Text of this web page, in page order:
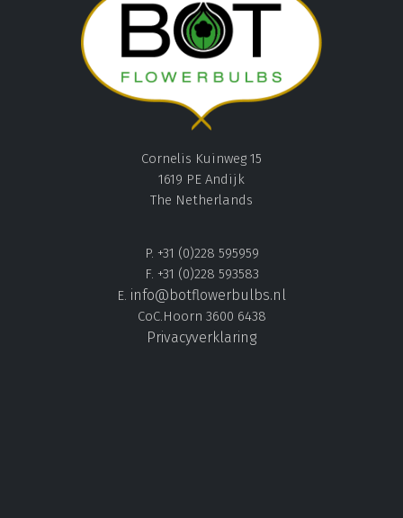
Cornelis Kuinweg 15
1619 PE Andijk
The Netherlands
P. +31 (0)228 595959
F. +31 (0)228 593583
E. info@botflowerbulbs.nl
CoC.Hoorn 3600 6438
Privacyverklaring